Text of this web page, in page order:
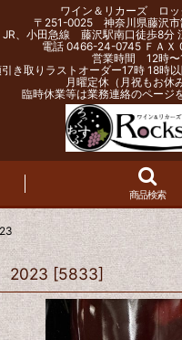
ワイン＆リカーズ ロッ
〒251-0025 神奈川県藤沢市
JR、小田急線 藤沢駅南口徒歩8分
電話 0466-24-0745 ＦＡ
営業時間 12時〜
引き取りラストオーダー17時 18時
月曜定休（月祝もお休
臨時休業等は業務連絡のページ
商品検索
2023 [5833]